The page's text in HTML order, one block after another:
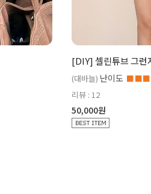
[DIY] 셀린튜브 그런
(대바늘) 난이도
리뷰 : 12
50,000원